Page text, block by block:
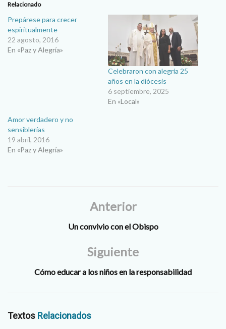
Relacionado
Prepárese para crecer
espiritualmente
22 agosto, 2016
En «Paz y Alegría»
Celebraron con alegría 25
años en la diócesis
6 septiembre, 2025
En «Local»
Amor verdadero y no
sensiblerías
19 abril, 2016
En «Paz y Alegría»
Anterior
Un convivio con el Obispo
Siguiente
Cómo educar a los niños en la responsabilidad
Textos Relacionados